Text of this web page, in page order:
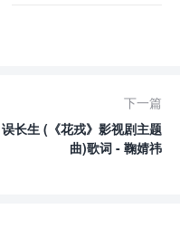
下一篇
误长生 (《花戎》影视剧主题
曲)歌词 - 鞠婧祎